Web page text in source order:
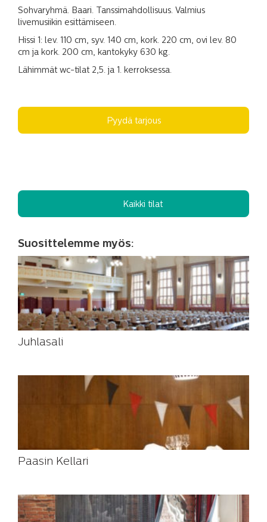
Sohvaryhmä. Baari. Tanssimahdollisuus. Valmius
livemusiikin esittämiseen.
Hissi 1: lev. 110 cm, syv. 140 cm, kork. 220 cm, ovi lev. 80
cm ja kork. 200 cm, kantokyky 630 kg.
Lähimmät wc-tilat 2,5. ja 1. kerroksessa.
Pyydä tarjous
Kaikki tilat
Suosittelemme myös:
Juhlasali
Paasin Kellari